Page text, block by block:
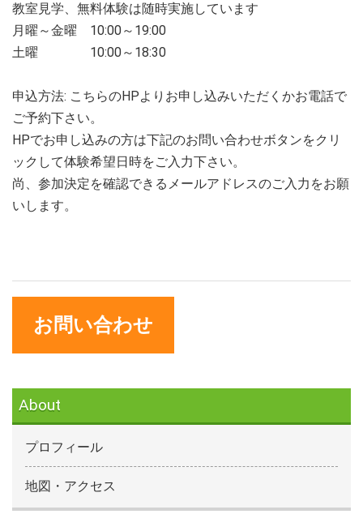
教室見学、無料体験は随時実施しています
月曜～金曜 10:00～19:00
土曜 10:00～18:30
申込方法: こちらのHPよりお申し込みいただくかお電話で
ご予約下さい。
HPでお申し込みの方は下記のお問い合わせボタンをクリ
ックして体験希望日時をご入力下さい。
尚、参加決定を確認できるメールアドレスのご入力をお願
いします。
お問い合わせ
About
プロフィール
地図・アクセス